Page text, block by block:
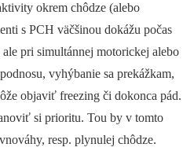
okrem chôdze (alebo
s PCH väčšinou dokážu počas
pri simultánnej motorickej alebo
vyhýbanie sa prekážkam,
objaviť freezing či dokonca pád.
si prioritu. Tou by v tomto
resp. plynulej chôdze.